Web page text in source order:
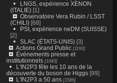
LNGS, expérience XENON
(ITALIE)[1]
Observatoire Vera Rubin / LSST
(CHILI)[68]
PSI, expérience neDM (SUISSE)
[2]
SLAC (ÉTATS-UNIS)[3]
Actions Grand Public[1193]
Événements presse et
institutionnels[1043]
L'IN2P3 fête les 10 ans de la
découverte du boson de Higgs[99]
L'IN2P3 a 50 ans[1586]